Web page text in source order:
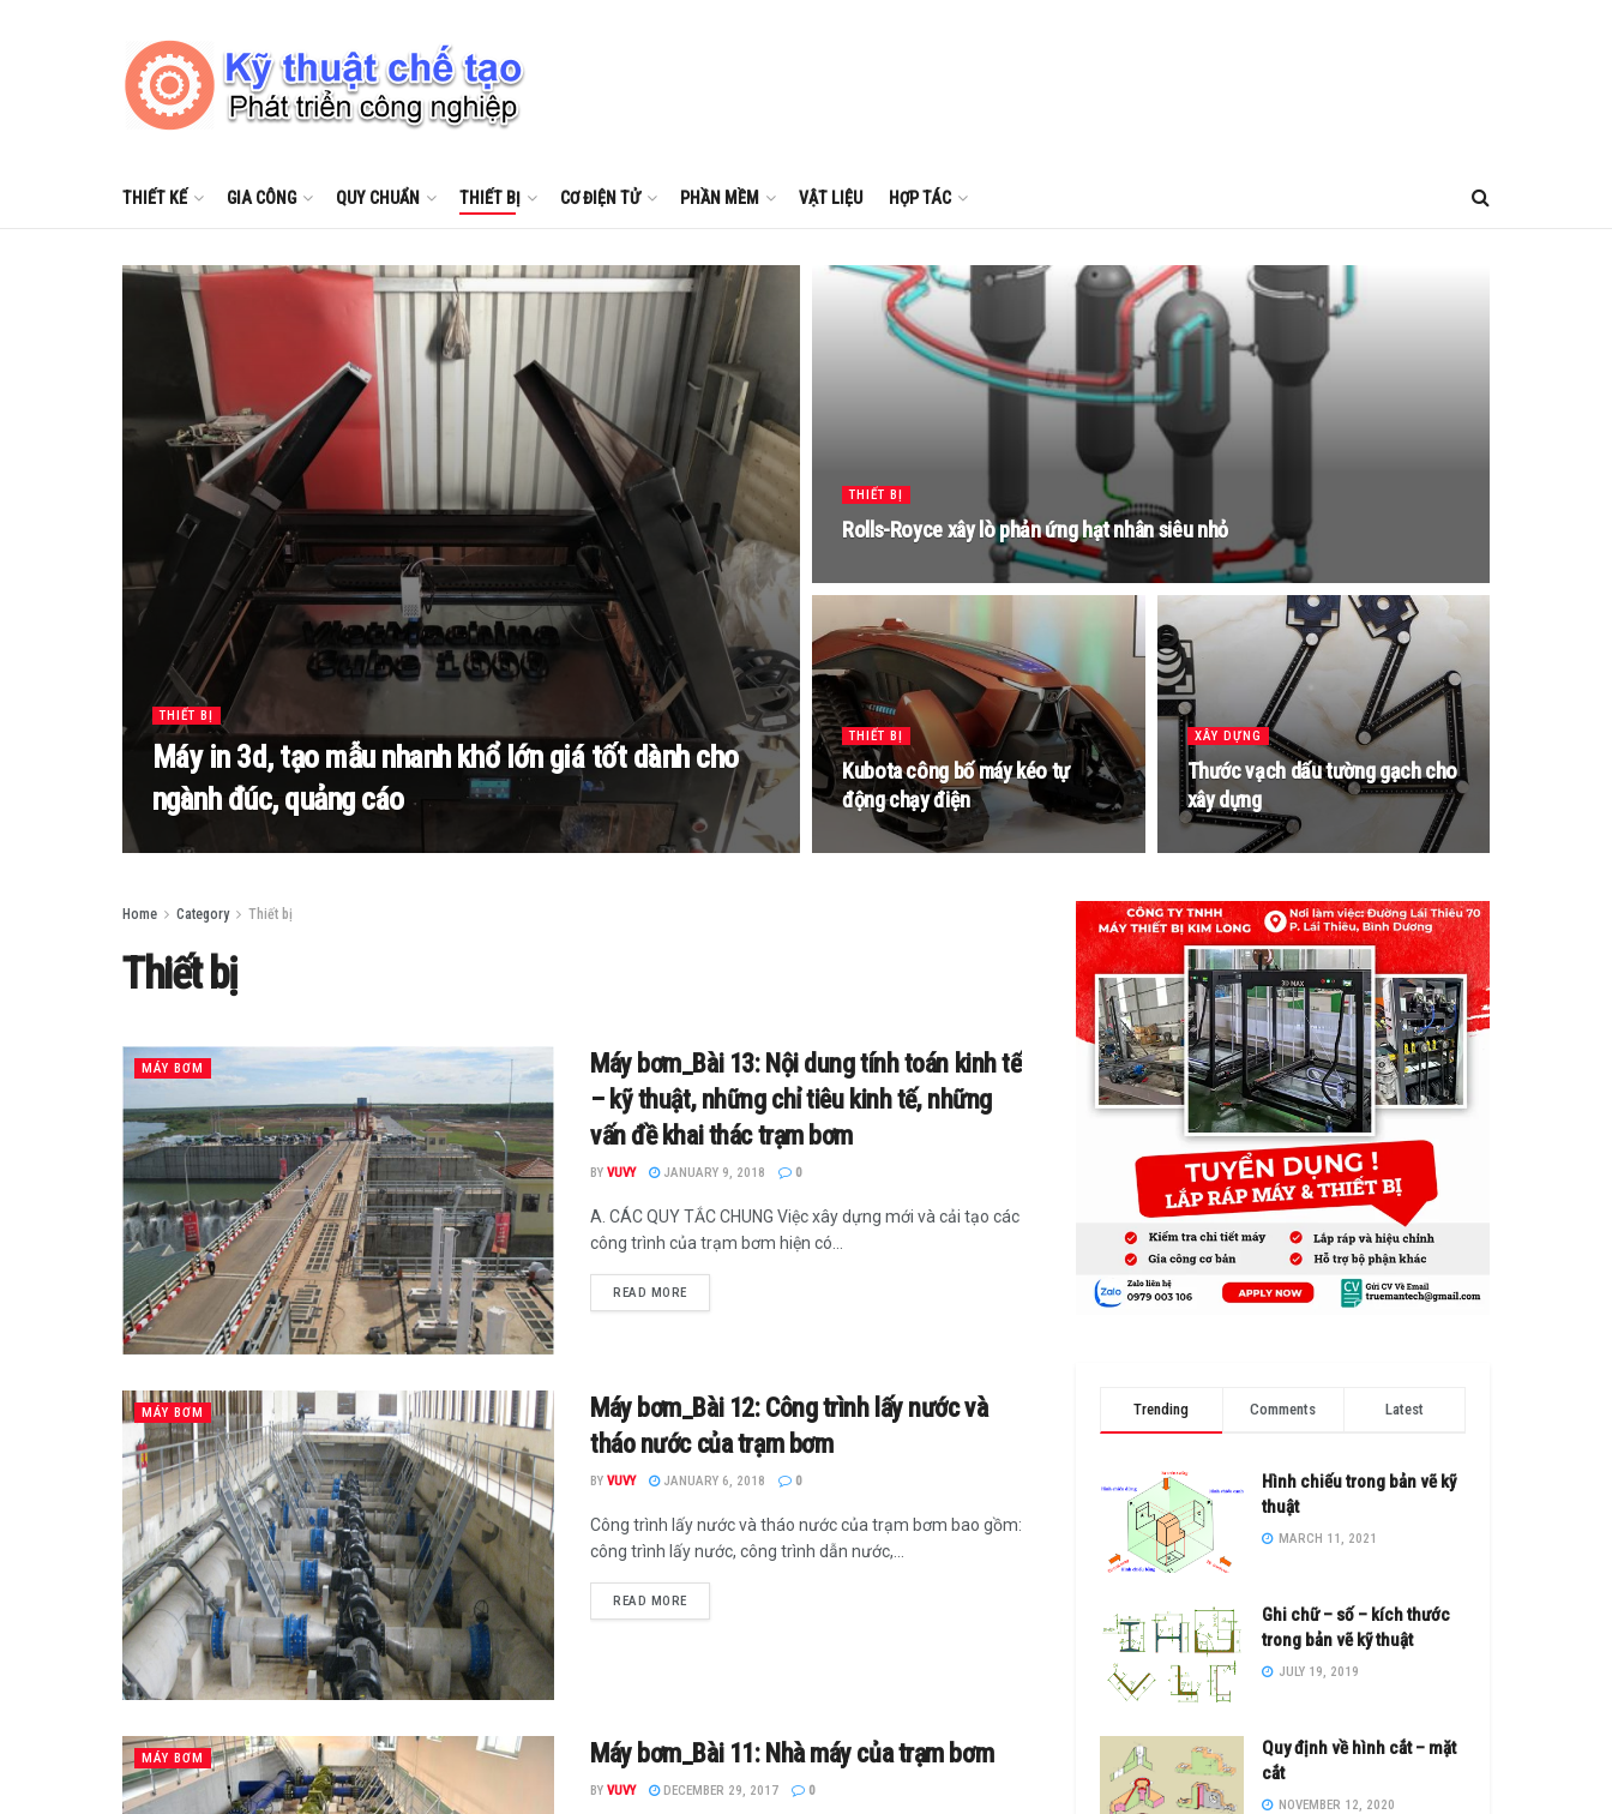
THIẾT KẾ GIA CÔNG QUY CHUẨN THIẾT BỊ CƠ ĐIỆN TỬ PHẦN MỀM VẬT LIỆU HỢP TÁC
THIẾT BỊ
Máy in 3d, tạo mẫu nhanh khổ lớn giá tốt dành cho
ngành đúc, quảng cáo
THIẾT BỊ
Rolls-Royce xây lò phản ứng hạt nhân siêu nhỏ
THIẾT BỊ
Kubota công bố máy kéo tự
động chạy điện
XÂY DỰNG
Thước vạch dấu tường gạch cho
xây dựng
Home Category Thiết bị
Thiết bị
MÁY BƠM
Máy bơm_Bài 13: Nội dung tính toán kinh tế
– kỹ thuật, những chỉ tiêu kinh tế, những
vấn đề khai thác trạm bơm
BY VUVY JANUARY 9, 2018 0
A. CÁC QUY TẮC CHUNG Việc xây dựng mới và cải tạo các
công trình của trạm bơm hiện có...
READ MORE
MÁY BƠM
Máy bơm_Bài 12: Công trình lấy nước và
tháo nước của trạm bơm
BY VUVY JANUARY 6, 2018 0
Công trình lấy nước và tháo nước của trạm bơm bao gồm:
công trình lấy nước, công trình dẫn nước,...
READ MORE
MÁY BƠM Máy bơm_Bài 11: Nhà máy của trạm bơm
BY VUVY DECEMBER 29, 2017 0
Trending Comments Latest
Hình chiếu trong bản vẽ kỹ
thuật
MARCH 11, 2021
Ghi chữ – số – kích thước
trong bản vẽ kỹ thuật
JULY 19, 2019
Quy định về hình cắt – mặt
cắt
NOVEMBER 12, 2020